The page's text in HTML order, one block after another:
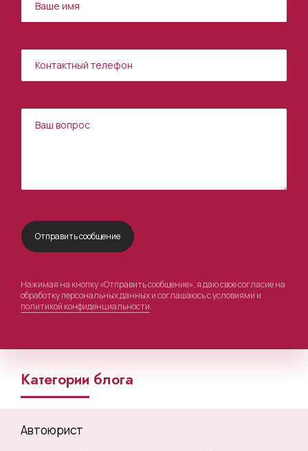
Нажимая на кнопку «Отправить сообщение», я даю свое согласие на
обработку персональных данных и соглашаюсь с условиями и
политикой конфиденциальности.
Категории блога
Автоюрист